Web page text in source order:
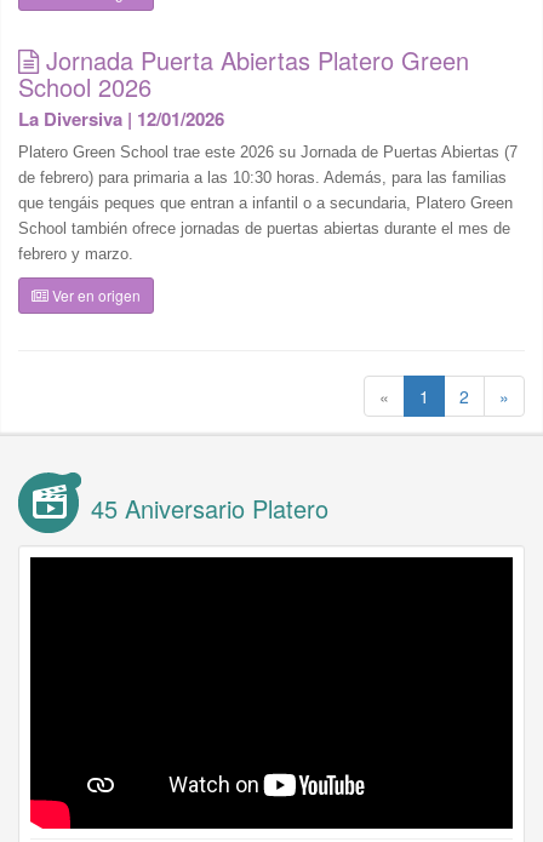
Jornada Puerta Abiertas Platero Green
School 2026
La Diversiva | 12/01/2026
Platero Green School trae este 2026 su Jornada de Puertas Abiertas (7
de febrero) para primaria a las 10:30 horas. Además, para las familias
que tengáis peques que entran a infantil o a secundaria, Platero Green
School también ofrece jornadas de puertas abiertas durante el mes de
febrero y marzo.
Ver en origen
« 1 2 »
45 Aniversario Platero